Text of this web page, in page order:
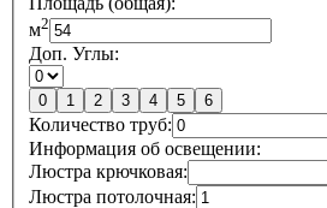
м2
Доп. Углы:
0 1 2 3 4 5 6
Количество труб:
Информация об освещении:
Люстра крючковая:
Люстра потолочная: